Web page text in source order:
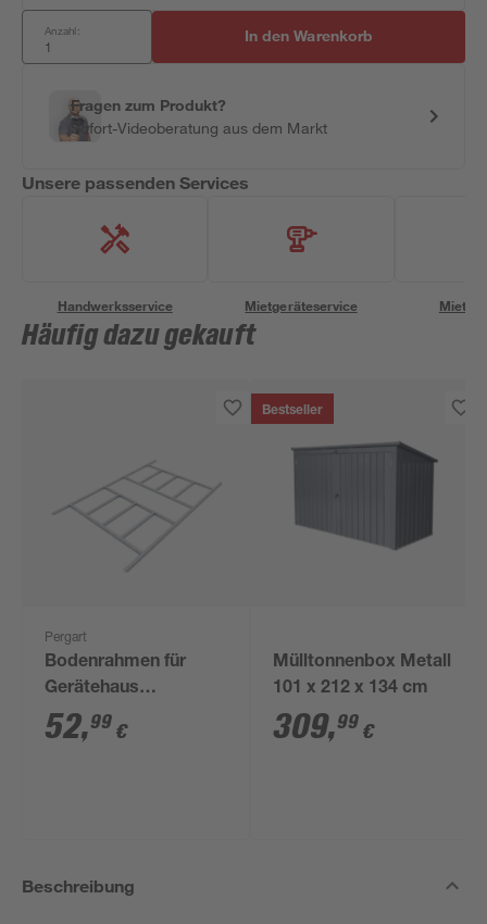
Anzahl: In den Warenkorb
Fragen zum Produkt?
Sofort-Videoberatung aus dem Markt
Unsere passenden Services
Handwerksservice Mietgeräteservice
Häufig dazu gekauft
Pergart
Bodenrahmen für
Gerätehaus
'Dresden/Köln/Düsseldorf
ll 86' stahlfarben
52,99 €
Bestseller
Mülltonnenbox Metall
101 x 212 x 134 cm
309,99 €
Beschreibung